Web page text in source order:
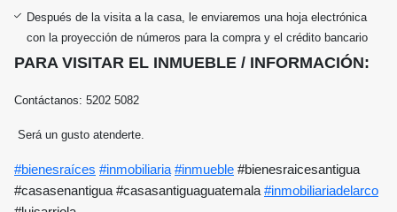
Después de la visita a la casa, le enviaremos una hoja electrónica
con la proyección de números para la compra y el crédito bancario
PARA VISITAR EL INMUEBLE / INFORMACIÓN:
Contáctanos: 5202 5082
Será un gusto atenderte.
#bienesraíces #inmobiliaria #inmueble #bienesraicesantigua
#casasenantigua #casasantiguaguatemala #inmobiliariadelarco